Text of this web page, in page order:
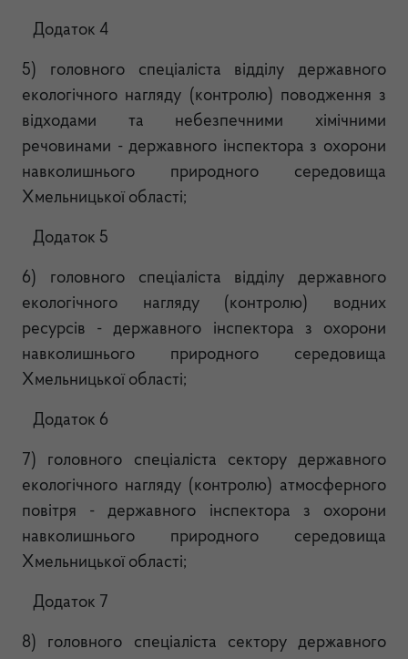
Додаток 4
5) головного спеціаліста відділу державного
екологічного нагляду (контролю) поводження з
відходами та небезпечними хімічними
речовинами - державного інспектора з охорони
навколишнього природного середовища
Хмельницької області;
Додаток 5
6) головного спеціаліста відділу державного
екологічного нагляду (контролю) водних
ресурсів - державного інспектора з охорони
навколишнього природного середовища
Хмельницької області;
Додаток 6
7) головного спеціаліста сектору державного
екологічного нагляду (контролю) атмосферного
повітря - державного інспектора з охорони
навколишнього природного середовища
Хмельницької області;
Додаток 7
8) головного спеціаліста сектору державного